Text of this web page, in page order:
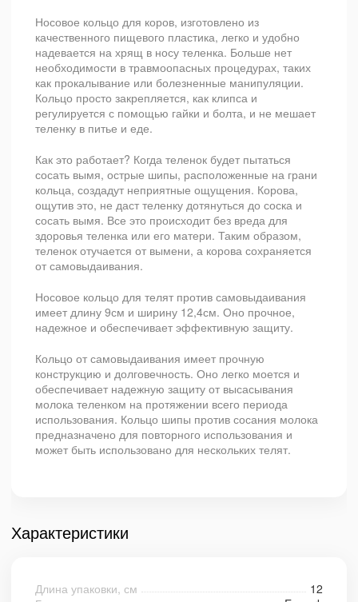
Носовое кольцо для коров, изготовлено из
качественного пищевого пластика, легко и удобно
надевается на хрящ в носу теленка. Больше нет
необходимости в травмоопасных процедурах, таких
как прокалывание или болезненные манипуляции.
Кольцо просто закрепляется, как клипса и
регулируется с помощью гайки и болта, и не мешает
теленку в питье и еде.
Как это работает? Когда теленок будет пытаться
сосать вымя, острые шипы, расположенные на грани
кольца, создадут неприятные ощущения. Корова,
ощутив это, не даст теленку дотянуться до соска и
сосать вымя. Все это происходит без вреда для
здоровья теленка или его матери. Таким образом,
теленок отучается от вымени, а корова сохраняется
от самовыдаивания.
Носовое кольцо для телят против самовыдаивания
имеет длину 9см и ширину 12,4см. Оно прочное,
надежное и обеспечивает эффективную защиту.
Кольцо от самовыдаивания имеет прочную
конструкцию и долговечность. Оно легко моется и
обеспечивает надежную защиту от высасывания
молока теленком на протяжении всего периода
использования. Кольцо шипы против сосания молока
предназначено для повторного использования и
может быть использовано для нескольких телят.
Характеристики
Длина упаковки, см
12